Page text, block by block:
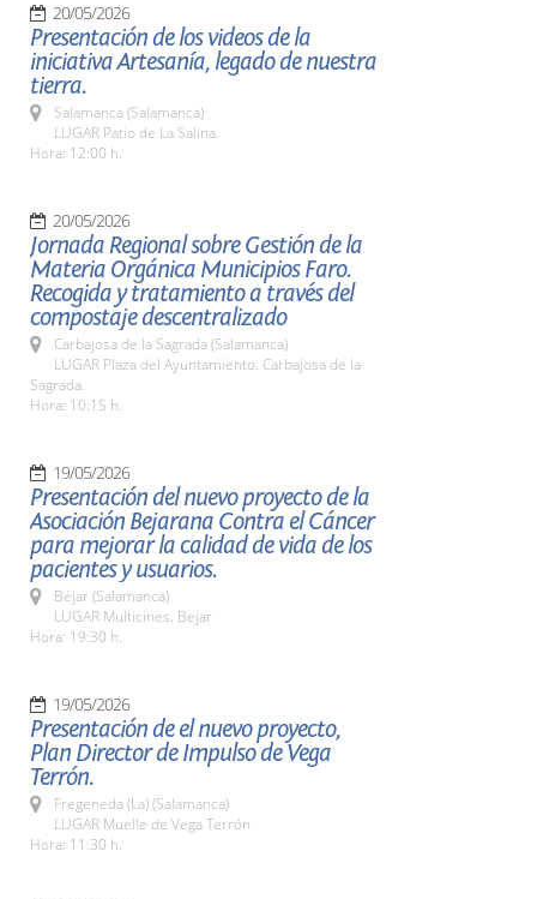
20/05/2026
Presentación de los videos de la
iniciativa Artesanía, legado de nuestra
tierra.
Salamanca (Salamanca)
LUGAR Patio de La Salina.
Hora: 12:00 h.
20/05/2026
Jornada Regional sobre Gestión de la
Materia Orgánica Municipios Faro.
Recogida y tratamiento a través del
compostaje descentralizado
Carbajosa de la Sagrada (Salamanca)
LUGAR Plaza del Ayuntamiento. Carbajosa de la
Sagrada.
Hora: 10:15 h.
19/05/2026
Presentación del nuevo proyecto de la
Asociación Bejarana Contra el Cáncer
para mejorar la calidad de vida de los
pacientes y usuarios.
Béjar (Salamanca)
LUGAR Multicines. Bejar
Hora: 19:30 h.
19/05/2026
Presentación de el nuevo proyecto,
Plan Director de Impulso de Vega
Terrón.
Fregeneda (La) (Salamanca)
LUGAR Muelle de Vega Terrón
Hora: 11:30 h.